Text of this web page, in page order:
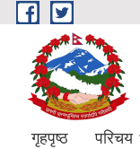
Skip to main content
गृहपृष्ठ परिचय